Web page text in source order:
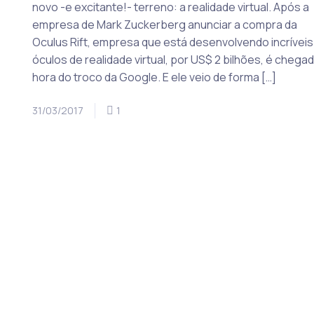
novo -e excitante!- terreno: a realidade virtual. Após a
empresa de Mark Zuckerberg anunciar a compra da
Oculus Rift, empresa que está desenvolvendo incríveis
óculos de realidade virtual, por US$ 2 bilhões, é
hora do troco da Google. E ele veio de forma […]
31/03/2017 1